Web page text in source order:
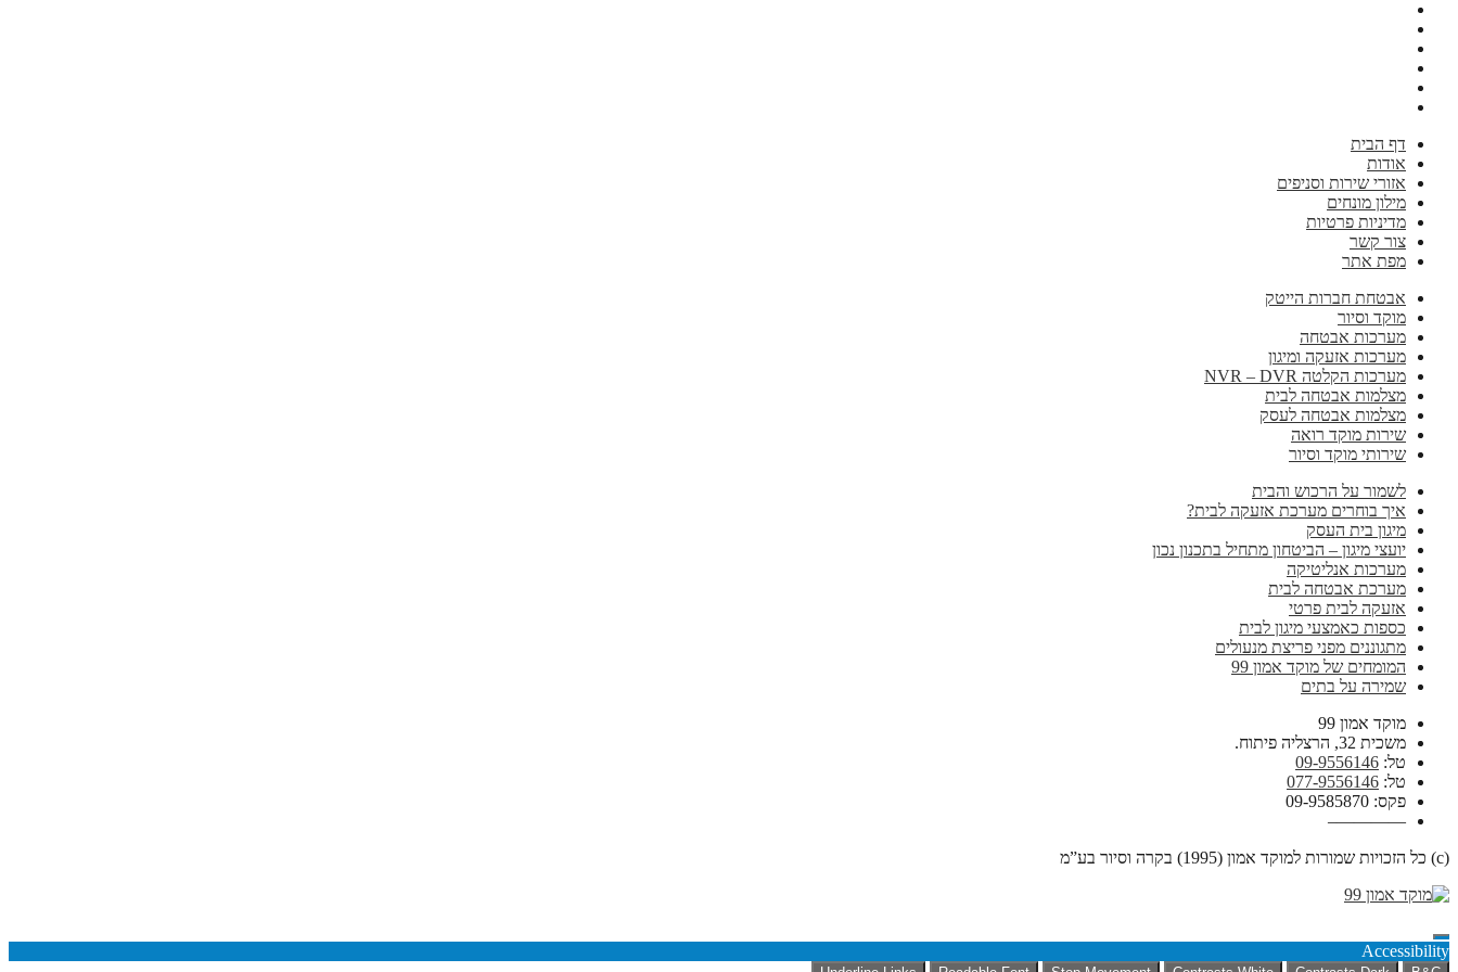
דף הבית
אודות
אזורי שירות וסניפים
מילון מונחים
מדיניות פרטיות
צור קשר
מפת אתר
אבטחת חברות הייטק
מוקד וסיור
מערכות אבטחה
מערכות אזעקה ומיגון
מערכות הקלטה NVR – DVR
מצלמות אבטחה לבית
מצלמות אבטחה לעסק
שירות מוקד רואה
שירותי מוקד וסיור
לשמור על הרכוש והבית
איך בוחרים מערכת אזעקה לבית?
מיגון בית העסק
יועצי מיגון – הביטחון מתחיל בתכנון נכון
מערכות אנליטיקה
מערכת אבטחה לבית
אזעקה לבית פרטי
כספות כאמצעי מיגון לבית
מתגוננים מפני פריצת מנעולים
המומחים של מוקד אמון 99
שמירה על בתים
מוקד אמון 99
משכית 32, הרצליה פיתוח.
טל: 09-9556146
טל: 077-9556146
פקס: 09-9585870
————–
(c) כל הזכויות שמורות למוקד אמון (1995) בקרה וסיור בע”מ
Accessibility